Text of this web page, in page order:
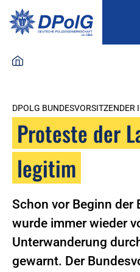
DPOLG BUNDESVORSITZENDER
Proteste der
legitim
Schon vor Beginn der
wurde immer wieder
Unterwanderung
gewarnt. Der